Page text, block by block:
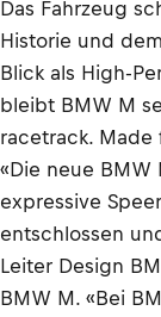
Das Fahrzeug
Historie und
Blick als High-
bleibt BMW M
racetrack. Made
«Die neue
expressive
entschlossen
Leiter Design
BMW M. «Bei